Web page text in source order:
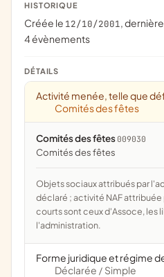
HISTORIQUE
Créée le 12/10/2001,
4 évènements
DÉTAILS
Activité menée, telle que
Comités des fêtes
Comités des fêtes 009030
comités des fêtes
Objets sociaux attribués par l'administration d'après l'objet
déclaré ; activité NAF attribuée
courts sont ceux d'Assoce, les
l'administration.
Forme juridique et régime
Déclarée / Simple